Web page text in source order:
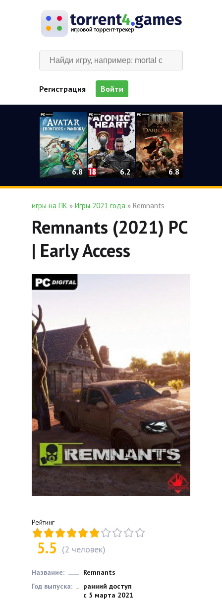
Регистрация Войти
6.8 6.2 6.8
игры на ПК » Игры 2021 года » Remnants
Remnants (2021) PC
| Early Access
Рейтинг
5.5 (2 человек)
Название:
Remnants
Год выпуска:
ранний доступ
с 5 марта 2021